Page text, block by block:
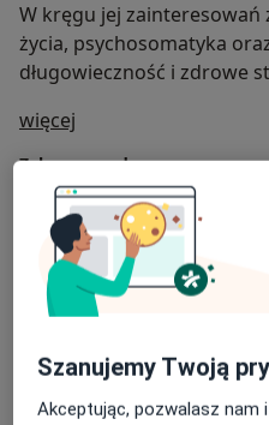
W kręgu jej zainteresowań
życia, psychosomatyka
długowieczność i zdrowe
więcej
Zakres porad
Psychiatria
Główne obszary pomocy
Depresja Schizofrenia
Zaburzenia lękowe
Pacjenci których przyjmuję
Dorośli (Tylko pod
Szanujemy Twoją
Akceptując, pozwalasz nam